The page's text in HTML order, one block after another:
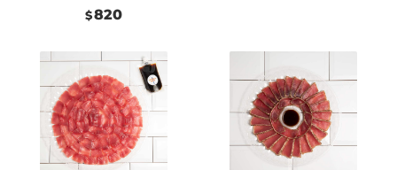
$820
Seleccionar
opciones
Añadir a
carrito